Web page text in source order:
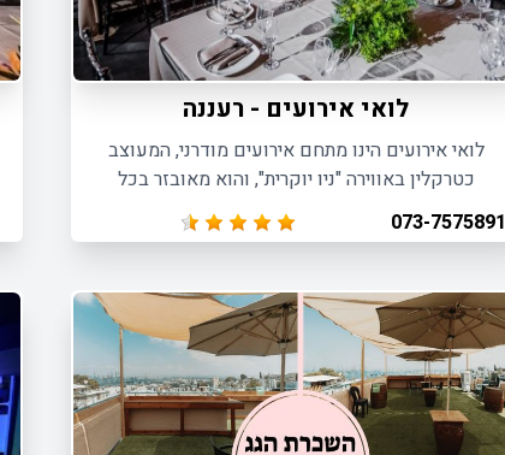
לואי אירועים - רעננה
לואי אירועים הינו מתחם אירועים מודרני, המעוצב
כטרקלין באווירה "ניו יוקרית", והוא מאובזר בכל
אמצעי ההפקה המתקדמים ביותר שיש, לאירועים עד
150 איש.
073-7575891